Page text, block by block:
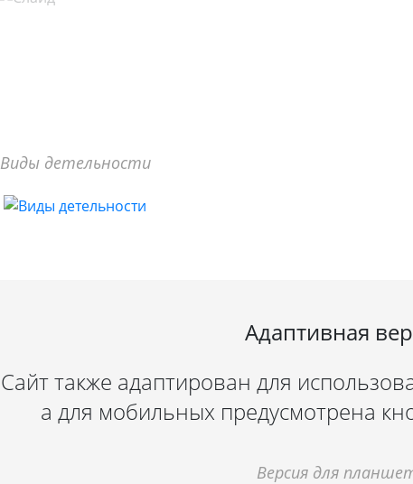
Виды детельности
Адаптивная
Сайт также адаптирован для
а для мобильных предусмотрена
Версия для